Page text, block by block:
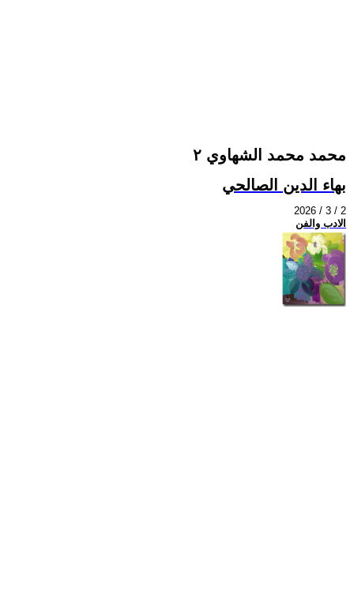
محمد محمد الشهاوي ٢
بهاء الدين الصالحي
2026 / 3 / 2
الادب والفن